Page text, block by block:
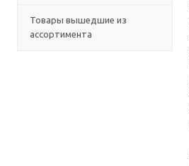
Товары вышедшие из
ассортимента